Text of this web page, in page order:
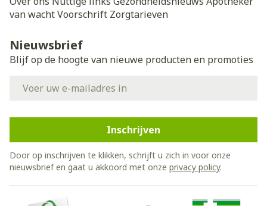
van wachtVoorschrift Zorgtarieven
Nieuwsbrief
Blijf op de hoogte van nieuwe producten en promoties
Inschrijven
Door op inschrijven te klikken, schrijft u zich in voor onze
nieuwsbrief en gaat u akkoord met onze privacy policy.